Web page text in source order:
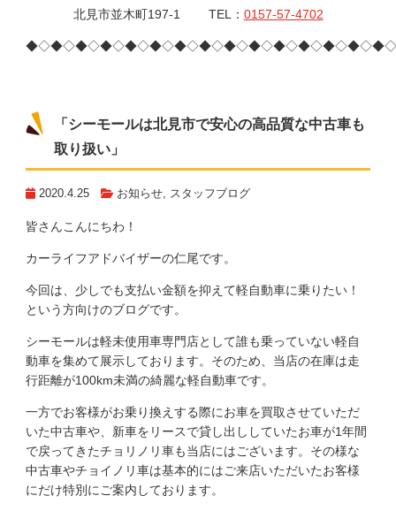
北見市並木町197-1 TEL： 0157-57-4702
「シーモールは北見市で安心の高品質な中古車も
取り扱い」
2020.4.25 お知らせ, スタッフブログ
皆さんこんにちわ！
カーライフアドバイザーの仁尾です。
今回は、少しでも支払い金額を抑えて軽自動車に乗りたい！
という方向けのブログです。
シーモールは軽未使用車専門店として誰も乗っていない軽自
動車を集めて展示しております。そのため、当店の在庫は走
行距離が100km未満の綺麗な軽自動車です。
一方でお客様がお乗り換えする際にお車を買取させていただ
いた中古車や、新車をリースで貸し出ししていたお車が1年間
で戻ってきたチョリノリ車も当店にはございます。その様な
中古車やチョイノリ車は基本的にはご来店いただいたお客様
にだけ特別にご案内しております。